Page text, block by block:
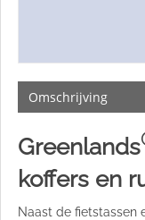
Omschrijving
Greenlands
koffers en
Naast de fietstassen